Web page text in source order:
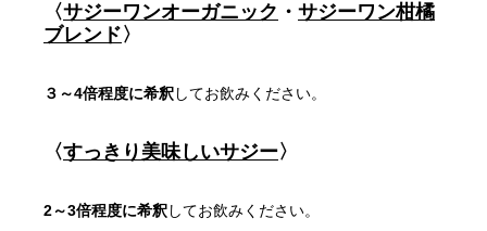
〈サジーワンオーガニック ・ サジーワン柑橘
ブレンド〉
３～4倍程度に希釈してお飲みください。
〈すっきり美味しいサジー〉
2～3倍程度に希釈してお飲みください。